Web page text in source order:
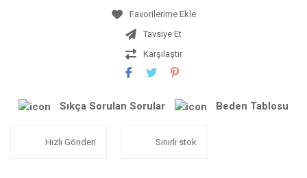
Tavsiye Et
Karşılaştır
Sıkça Sorulan Sorular Beden Tablosu
Hızlı Gönderi Sınırlı stok